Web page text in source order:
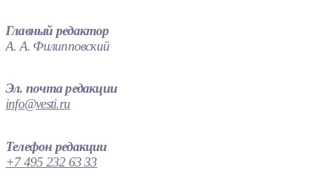
Главный редактор
А. А. Филипповский
Эл. почта редакции
info@vesti.ru
Телефон редакции
+7 495 232 63 33